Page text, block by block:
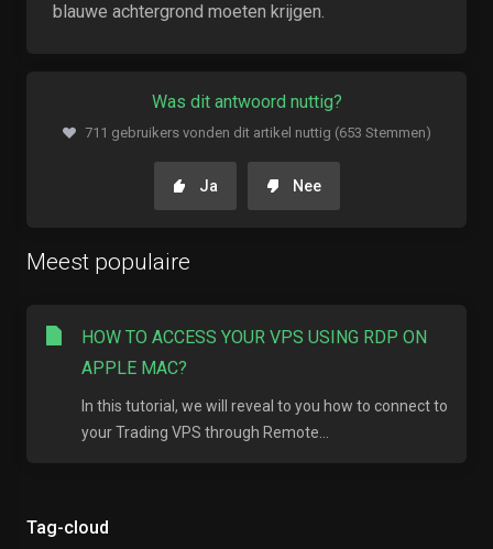
Tag-cloud
blauwe achtergrond moeten krijgen.
Was dit antwoord nuttig?
711 gebruikers vonden dit artikel nuttig (653 Stemmen)
Ja Nee
Meest populaire
HOW TO ACCESS YOUR VPS USING RDP ON
APPLE MAC?
In this tutorial, we will reveal to you how to connect to
your Trading VPS through Remote...